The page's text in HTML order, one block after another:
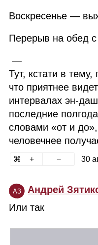
Воскресенье —
Перерыв на обед
—
Тут, кстати в
что приятнее
интервалах
последние
словами «от и
человечнее
30
АЗ
Андрей
Или так